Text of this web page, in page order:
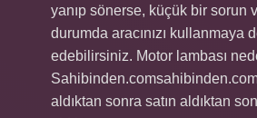
yanıp sönerse, küçük bir sorun
durumda aracınızı kullanmaya
edebilirsiniz. Motor lambası
aldıktan sonra satın aldıktan